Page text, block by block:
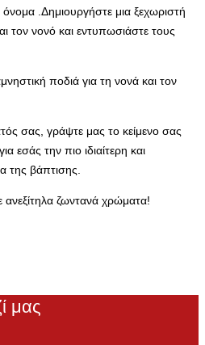
.Δημιουργήστε μια ξεχωριστή
τον νονό και εντυπωσιάστε τους
ποδιά για τη νονά και τον
σας, γράψτε μας το κείμενο σας
εσάς την πιο ιδιαίτερη και
της βάπτισης.
ζωντανά χρώματα!
μας